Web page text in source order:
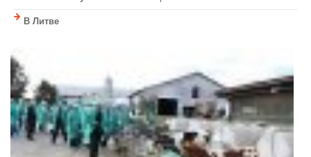
В Литве